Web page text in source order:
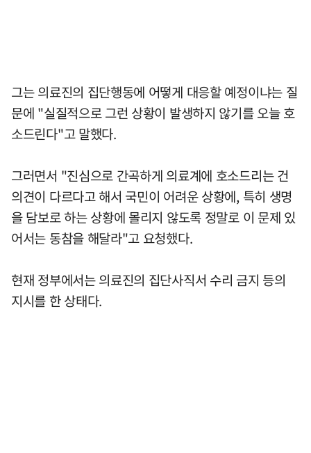
그는 의료진의 집단행동에 어떻게 대응할 예정이냐는 질
문에 "실질적으로 그런 상황이 발생하지 않기를 오늘 호
소드린다"고 말했다.
그러면서 "진심으로 간곡하게 의료계에 호소드리는 건
의견이 다르다고 해서 국민이 어려운 상황에, 특히 생명
을 담보로 하는 상황에 몰리지 않도록 정말로 이 문제 있
어서는 동참을 해달라"고 요청했다.
현재 정부에서는 의료진의 집단사직서 수리 금지 등의
지시를 한 상태다.